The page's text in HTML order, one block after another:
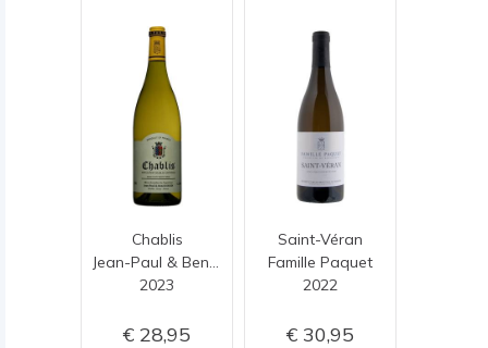
Chablis
2023
28,95
Saint-Véran
Famille Paquet
2022
30,95